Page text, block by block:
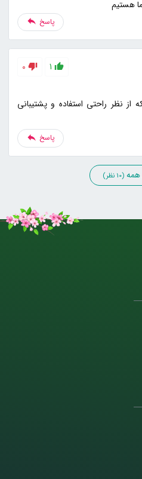
هستیم
پاسخ
1
0
از نظر راحتی استفاده و پشتیبانی
پاسخ
(10 نظر)